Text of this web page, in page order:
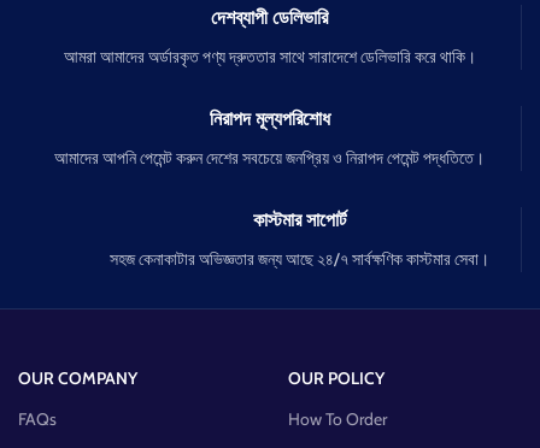
দেশব্যাপী ডেলিভারি
আমরা আমাদের অর্ডারকৃত পণ্য দ্রুততার সাথে সারাদেশে ডেলিভারি করে থাকি।
নিরাপদ মূল্যপরিশোধ
আমাদের আপনি পেমেন্ট করুন দেশের সবচেয়ে জনপ্রিয় ও নিরাপদ পেমেন্ট পদ্ধতিতে।
কাস্টমার সাপোর্ট
সহজ কেনাকাটার অভিজ্ঞতার জন্য আছে ২৪/৭ সার্বক্ষণিক কাস্টমার সেবা।
OUR COMPANY
FAQs
OUR POLICY
How To Order